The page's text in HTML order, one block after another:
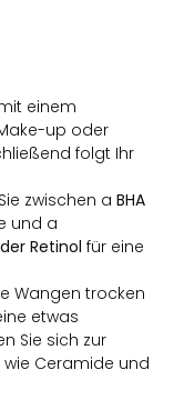
einem
up oder
folgt Ihr
zwischen a BHA
und a
Retinol für eine
Wangen trocken
etwas
Sie sich zur
Ceramide und